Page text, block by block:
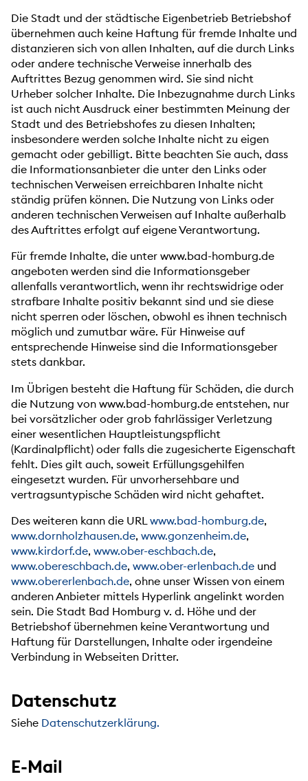
Die Stadt und der städtische Eigenbetrieb Betriebshof
übernehmen auch keine Haftung für fremde Inhalte und
distanzieren sich von allen Inhalten, auf die durch Links
oder andere technische Verweise innerhalb des
Auftrittes Bezug genommen wird. Sie sind nicht
Urheber solcher Inhalte. Die Inbezugnahme durch Links
ist auch nicht Ausdruck einer bestimmten Meinung der
Stadt und des Betriebshofes zu diesen Inhalten;
insbesondere werden solche Inhalte nicht zu eigen
gemacht oder gebilligt. Bitte beachten Sie auch, dass
die Informationsanbieter die unter den Links oder
technischen Verweisen erreichbaren Inhalte nicht
ständig prüfen können. Die Nutzung von Links oder
anderen technischen Verweisen auf Inhalte außerhalb
des Auftrittes erfolgt auf eigene Verantwortung.
Für fremde Inhalte, die unter www.bad-homburg.de
angeboten werden sind die Informationsgeber
allenfalls verantwortlich, wenn ihr rechtswidrige oder
strafbare Inhalte positiv bekannt sind und sie diese
nicht sperren oder löschen, obwohl es ihnen technisch
möglich und zumutbar wäre. Für Hinweise auf
entsprechende Hinweise sind die Informationsgeber
stets dankbar.
Im Übrigen besteht die Haftung für Schäden, die durch
die Nutzung von www.bad-homburg.de entstehen, nur
bei vorsätzlicher oder grob fahrlässiger Verletzung
einer wesentlichen Hauptleistungspflicht
(Kardinalpflicht) oder falls die zugesicherte Eigenschaft
fehlt. Dies gilt auch, soweit Erfüllungsgehilfen
eingesetzt wurden. Für unvorhersehbare und
vertragsuntypische Schäden wird nicht gehaftet.
Des weiteren kann die URL www.bad-homburg.de,
www.dornholzhausen.de, www.gonzenheim.de,
www.kirdorf.de, www.ober-eschbach.de,
www.obereschbach.de, www.ober-erlenbach.de und
www.obererlenbach.de, ohne unser Wissen von einem
anderen Anbieter mittels Hyperlink angelinkt worden
sein. Die Stadt Bad Homburg v. d. Höhe und der
Betriebshof übernehmen keine Verantwortung und
Haftung für Darstellungen, Inhalte oder irgendeine
Verbindung in Webseiten Dritter.
Datenschutz
Siehe Datenschutzerklärung.
E-Mail